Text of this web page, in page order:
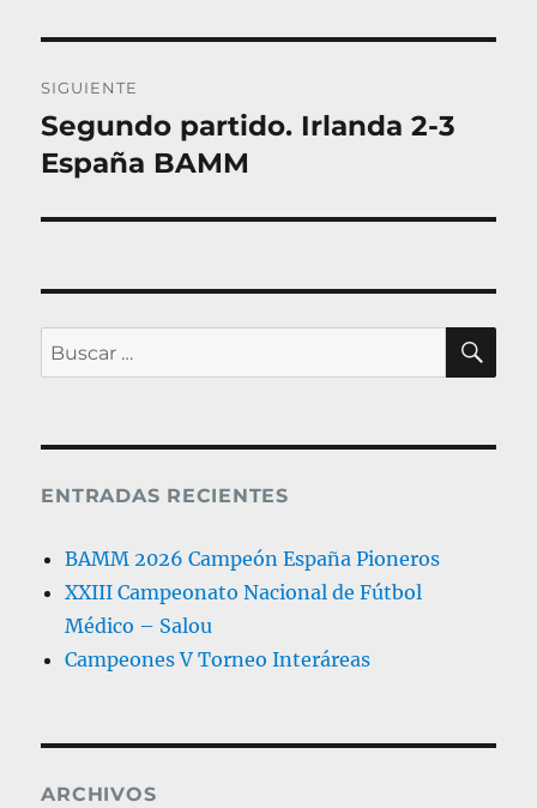
SIGUIENTE
Entrada
siguiente:
Segundo partido. Irlanda 2-3
España BAMM
Buscar
por:
ENTRADAS RECIENTES
BAMM 2026 Campeón España Pioneros
XXIII Campeonato Nacional de Fútbol
Médico – Salou
Campeones V Torneo Interáreas
ARCHIVOS